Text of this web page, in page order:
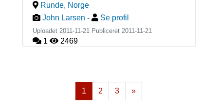
Runde, Norge
John Larsen - Se profil
Uploadet 2011-11-21 Publiceret 2011-11-21
1 2469
1 2 3
»
Næste